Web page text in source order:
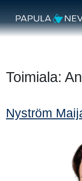
Päävalikko
Toimiala:
Nyström